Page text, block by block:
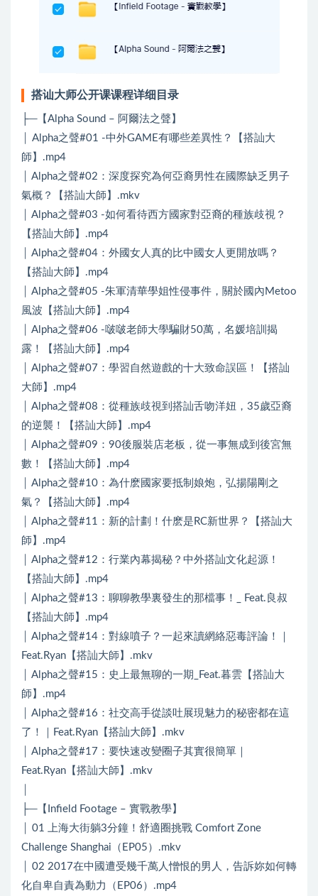
搭讪大师公开课课程详细目录
├─【Alpha Sound – 阿爾法之聲】
│ Alpha之聲#01 -中外GAME有哪些差異性？【搭訕大
師】.mp4
│ Alpha之聲#02：深度探究為何亞裔男性在國際缺乏男子
氣概？【搭訕大師】.mkv
│ Alpha之聲#03 -如何看待西方國家對亞裔的種族歧視？
【搭訕大師】.mp4
│ Alpha之聲#04：外國女人真的比中國女人更開放嗎？
【搭訕大師】.mp4
│ Alpha之聲#05 -朱軍清華學姐性侵事件，關於國內Metoo
風波【搭訕大師】.mp4
│ Alpha之聲#06 -啵啵老師大學騙財50萬，名媛培訓揭
露！【搭訕大師】.mp4
│ Alpha之聲#07：學習自然遊戲的十大致命誤區！【搭訕
大師】.mp4
│ Alpha之聲#08：從種族歧視到搭訕舌吻洋妞，35歲亞裔
的逆襲！【搭訕大師】.mp4
│ Alpha之聲#09：90後服裝店老板，從一事無成到後宮無
數！【搭訕大師】.mp4
│ Alpha之聲#10：為什麽國家要抵制娘炮，弘揚陽剛之
氣？【搭訕大師】.mp4
│ Alpha之聲#11：新的計劃！什麽是RC新世界？【搭訕大
師】.mp4
│ Alpha之聲#12：行業內幕揭秘？中外搭訕文化起源！
【搭訕大師】.mp4
│ Alpha之聲#13：聊聊教學裏發生的那檔事！_ Feat.良叔
【搭訕大師】.mp4
│ Alpha之聲#14：對線噴子？一起來讀網絡惡毒評論！｜
Feat.Ryan【搭訕大師】.mkv
│ Alpha之聲#15：史上最無聊的一期_Feat.暮雲【搭訕大
師】.mp4
│ Alpha之聲#16：社交高手從談吐展現魅力的秘密都在這
了！｜Feat.Ryan【搭訕大師】.mkv
│ Alpha之聲#17：要快速改變圈子其實很簡單｜
Feat.Ryan【搭訕大師】.mkv
├─【Infield Footage – 實戰教學】
│ 01 上海大街躺3分鐘！舒適圈挑戰 Comfort Zone
Challenge Shanghai（EP05）.mkv
│ 02 2017在中國遭受幾千萬人憎恨的男人，告訴妳如何轉
化自卑自責為動力（EP06）.mp4